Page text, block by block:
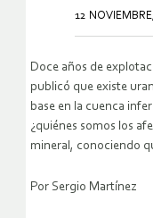
12
Doce años de
publicó que existe
base en la cuenca
¿quiénes somos los
mineral, conociendo
Por Sergio Martínez